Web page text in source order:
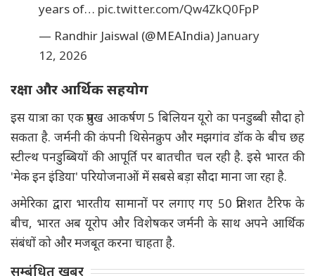
years of… pic.twitter.com/Qw4ZkQ0FpP
— Randhir Jaiswal (@MEAIndia) January
12, 2026
रक्षा और आर्थिक सहयोग
इस यात्रा का एक प्रमुख आकर्षण 5 बिलियन यूरो का पनडुब्बी सौदा हो
सकता है. जर्मनी की कंपनी थिसेनक्रुप और मझगांव डॉक के बीच छह
स्टील्थ पनडुब्बियों की आपूर्ति पर बातचीत चल रही है. इसे भारत की
'मेक इन इंडिया' परियोजनाओं में सबसे बड़ा सौदा माना जा रहा है.
अमेरिका द्वारा भारतीय सामानों पर लगाए गए 50 प्रतिशत टैरिफ के
बीच, भारत अब यूरोप और विशेषकर जर्मनी के साथ अपने आर्थिक
संबंधों को और मजबूत करना चाहता है.
सम्बंधित खबर